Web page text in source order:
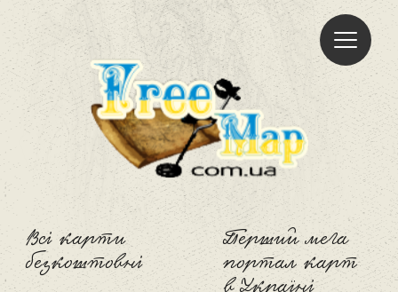
Всі карти
безкоштовні
Freemap
Перший мега
портал карт